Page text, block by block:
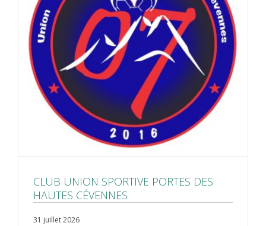
CLUB UNION SPORTIVE PORTES DES
HAUTES CÉVENNES
31 juillet 2026